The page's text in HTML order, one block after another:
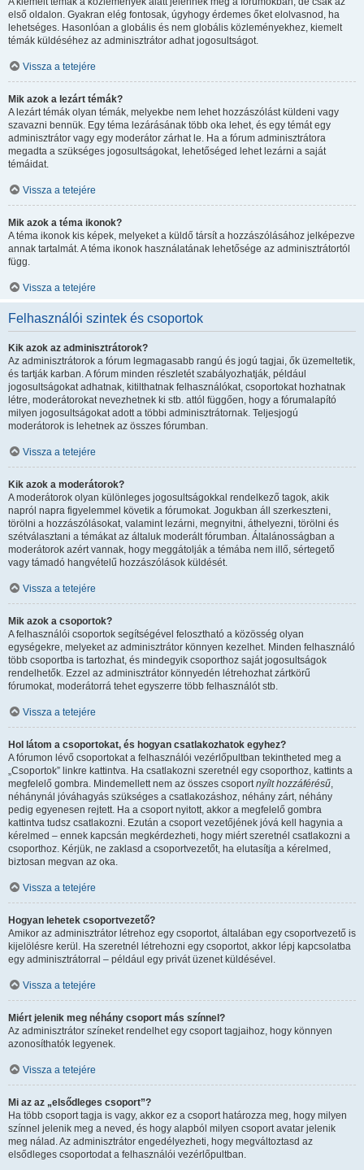
első oldalon. Gyakran elég fontosak, úgyhogy érdemes őket elolvasnod, ha
lehetséges. Hasonlóan a globális és nem globális közleményekhez, kiemelt
témák küldéséhez az adminisztrátor adhat jogosultságot.
Vissza a tetejére
Mik azok a lezárt témák?
A lezárt témák olyan témák, melyekbe nem lehet hozzászólást küldeni vagy
szavazni bennük. Egy téma lezárásának több oka lehet, és egy témát egy
adminisztrátor vagy egy moderátor zárhat le. Ha a fórum adminisztrátora
megadta a szükséges jogosultságokat, lehetőséged lehet lezárni a saját
témáidat.
Vissza a tetejére
Mik azok a téma ikonok?
A téma ikonok kis képek, melyeket a küldő társít a hozzászólásához jelképezve
annak tartalmát. A téma ikonok használatának lehetősége az adminisztrátortól
függ.
Vissza a tetejére
Felhasználói szintek és csoportok
Kik azok az adminisztrátorok?
Az adminisztrátorok a fórum legmagasabb rangú és jogú tagjai, ők üzemeltetik,
és tartják karban. A fórum minden részletét szabályozhatják, például
jogosultságokat adhatnak, kitilthatnak felhasználókat, csoportokat hozhatnak
létre, moderátorokat nevezhetnek ki stb. attól függően, hogy a fórumalapító
milyen jogosultságokat adott a többi adminisztrátornak. Teljesjogú
moderátorok is lehetnek az összes fórumban.
Vissza a tetejére
Kik azok a moderátorok?
A moderátorok olyan különleges jogosultságokkal rendelkező tagok, akik
napról napra figyelemmel követik a fórumokat. Jogukban áll szerkeszteni,
törölni a hozzászólásokat, valamint lezárni, megnyitni, áthelyezni, törölni és
szétválasztani a témákat az általuk moderált fórumban. Általánosságban a
moderátorok azért vannak, hogy meggátolják a témába nem illő, sértegető
vagy támadó hangvételű hozzászólások küldését.
Vissza a tetejére
Mik azok a csoportok?
A felhasználói csoportok segítségével felosztható a közösség olyan
egységekre, melyeket az adminisztrátor könnyen kezelhet. Minden felhasználó
több csoportba is tartozhat, és mindegyik csoporthoz saját jogosultságok
rendelhetők. Ezzel az adminisztrátor könnyedén létrehozhat zártkörű
fórumokat, moderátorrá tehet egyszerre több felhasználót stb.
Vissza a tetejére
Hol látom a csoportokat, és hogyan csatlakozhatok egyhez?
A fórumon lévő csoportokat a felhasználói vezérlőpultban tekintheted meg a
„Csoportok” linkre kattintva. Ha csatlakozni szeretnél egy csoporthoz, kattints a
megfelelő gombra. Mindemellett nem az összes csoportnyílt hozzáférésű,
néhánynál jóváhagyás szükséges a csatlakozáshoz, néhány zárt, néhány
pedig egyenesen rejtett. Ha a csoport nyitott, akkor a megfelelő gombra
kattintva tudsz csatlakozni. Ezután a csoport vezetőjének jóvá kell hagynia a
kérelmed – ennek kapcsán megkérdezheti, hogy miért szeretnél csatlakozni a
csoporthoz. Kérjük, ne zaklasd a csoportvezetőt, ha elutasítja a kérelmed,
biztosan megvan az oka.
Vissza a tetejére
Hogyan lehetek csoportvezető?
Amikor az adminisztrátor létrehoz egy csoportot, általában egy csoportvezető is
kijelölésre kerül. Ha szeretnél létrehozni egy csoportot, akkor lépj kapcsolatba
egy adminisztrátorral – például egy privát üzenet küldésével.
Vissza a tetejére
Miért jelenik meg néhány csoport más színnel?
Az adminisztrátor színeket rendelhet egy csoport tagjaihoz, hogy könnyen
azonosíthatók legyenek.
Vissza a tetejére
Mi az az „elsődleges csoport”?
Ha több csoport tagja is vagy, akkor ez a csoport határozza meg, hogy milyen
színnel jelenik meg a neved, és hogy alapból milyen csoport avatar jelenik
meg nálad. Az adminisztrátor engedélyezheti, hogy megváltoztasd az
elsődleges csoportodat a felhasználói vezérlőpultban.